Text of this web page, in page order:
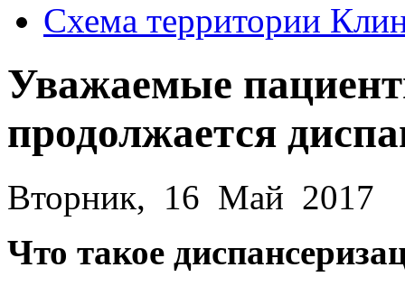
Схема территории
Уважаемые
продолжается
Вторник, 16 Май 2017
Что такое